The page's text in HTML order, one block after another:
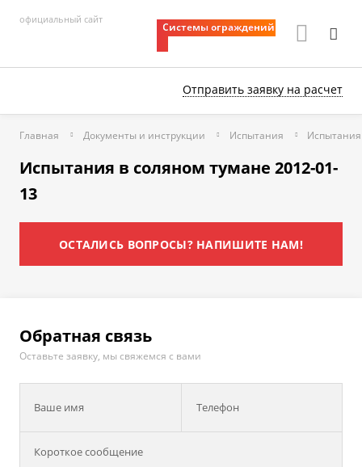
официальный сайт
Системы ограждений
Отправить заявку на расчет
Главная Документы и инструкции Испытания
Испытания в соляном тумане 2012-01-
13
ОСТАЛИСЬ ВОПРОСЫ? НАПИШИТЕ НАМ!
Обратная связь
Оставьте заявку, мы свяжемся с вами
Ваше имя Телефон